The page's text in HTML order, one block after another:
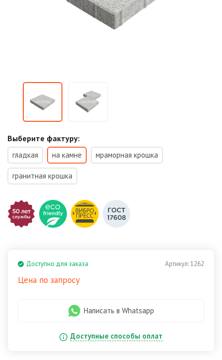
Выберите фактуру:
гладкая на камне мраморная крошка
гранитная крошка
Артикул:1262
Доступно для заказа
Цена по запросу
Написать в Whatsapp
Доступные способы оплат